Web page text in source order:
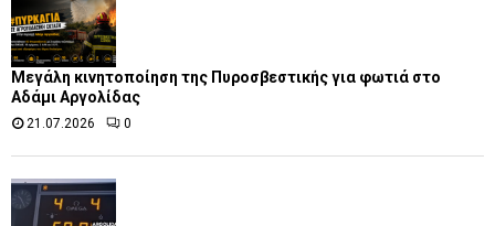
Μεγάλη κινητοποίηση της Πυροσβεστικής για φωτιά στο
Αδάμι Αργολίδας
21.07.2026 0